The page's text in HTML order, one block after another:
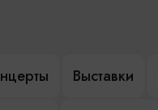
Выставки